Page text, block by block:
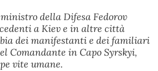
della Difesa Fedorov
a Kiev e in altre città
dei manifestanti e dei familiari
Comandante in Capo Syrskyi,
vite umane.